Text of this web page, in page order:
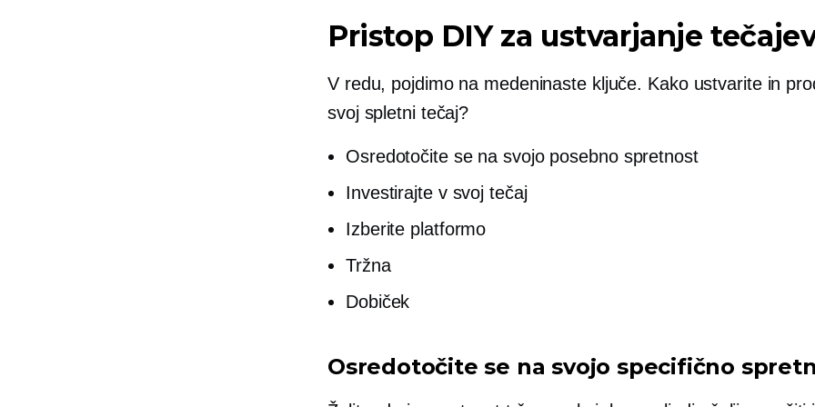
Pristop DIY za ustvarjanje
V redu, pojdimo na medeninaste ključe. Kako ustvarite in
svoj spletni tečaj?
Osredotočite se na svojo posebno spretnost
Investirajte v svoj tečaj
Izberite platformo
Tržna
Dobiček
Osredotočite se na svojo specifično